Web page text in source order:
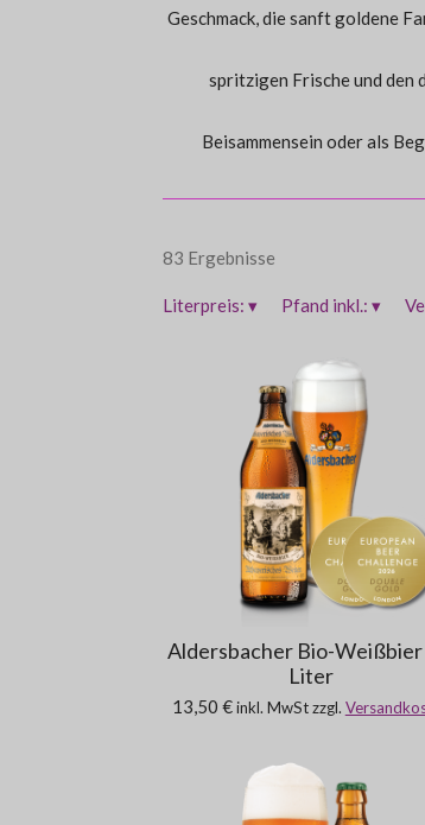
Geschmack, die sanft goldene
spritzigen Frische und den
Beisammensein oder als
83 Ergebnisse
Literpreis: ▾ Pfand inkl.: ▾
Aldersbacher Bio-Weißbier
Liter
13,50 € inkl. MwSt zzgl.